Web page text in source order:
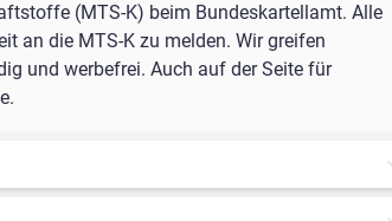
(MTS-K) beim Bundeskartellamt. Alle
an die MTS-K zu melden. Wir greifen
und werbefrei. Auch auf der Seite für